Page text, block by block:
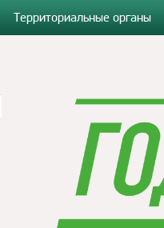
Территориальные органы